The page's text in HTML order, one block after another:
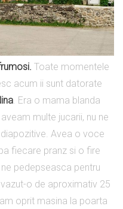
Toate momentele
acum ii sunt datorate
. Era o mama blanda
multe jucarii, nu ne
Avea o voce
fiecare pranz si o fire
pedepseasca pentru
o de aproximativ 25
oprit masina la poarta